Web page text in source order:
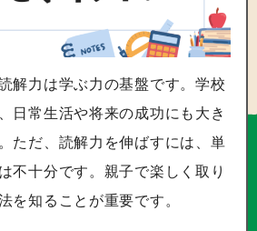
解力は学ぶ力の基盤です。学校
日常生活や将来の成功にも大き
ただ、読解力を伸ばすには、単
不十分です。親子で楽しく取り
を知ることが重要です。